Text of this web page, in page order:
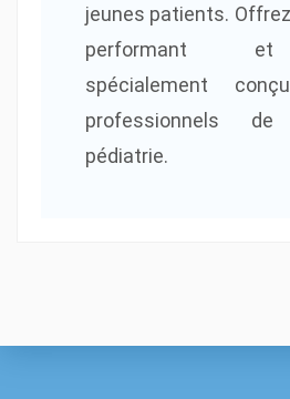
jeunes patients.
performant et
spécialement
professionnels
pédiatrie.